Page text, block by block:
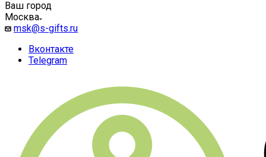
Ваш город
Москва
msk@s-gifts.ru
Вконтакте
Telegram